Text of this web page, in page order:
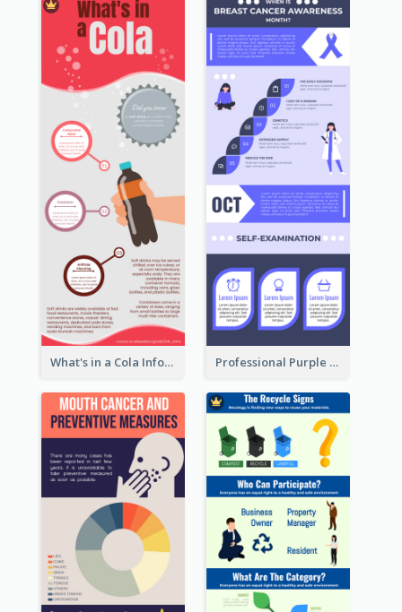
What's in a Cola Infographic Professional Purple Ribbon Infographic Design Template